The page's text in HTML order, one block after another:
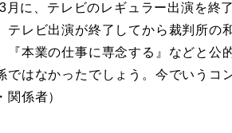
3月に、テレビのレギュラー出演を終
テレビ出演が終了してから裁判所の
『本業の仕事に専念する』などと公
ではなかったでしょう。今でいうコ
関係者）